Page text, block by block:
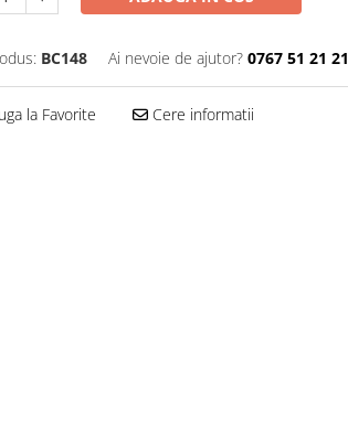
BC148 Ai nevoie de ajutor? 0767 51 21 21
la Favorite Cere informatii